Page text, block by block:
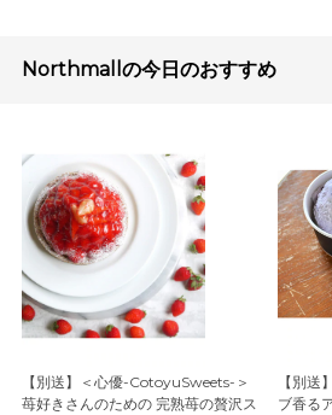
Northmallの今日のおすすめ
【別送】＜心優-CotoyuSweets-＞
苺好きさんのための 完熟苺の贅沢ス
【別送
ブ香る